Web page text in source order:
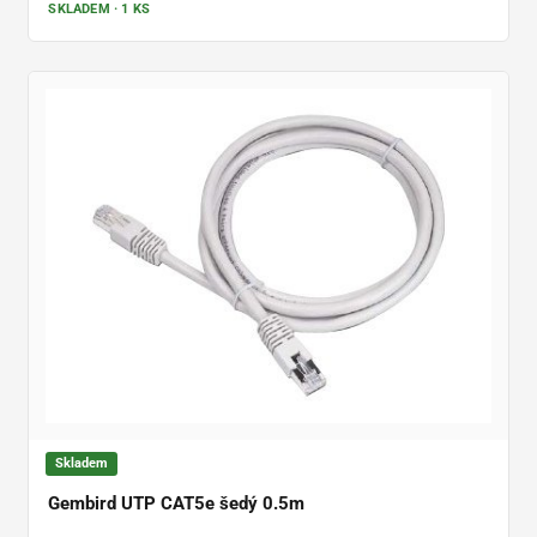
SKLADEM · 1 KS
Skladem
Gembird UTP CAT5e šedý 0.5m